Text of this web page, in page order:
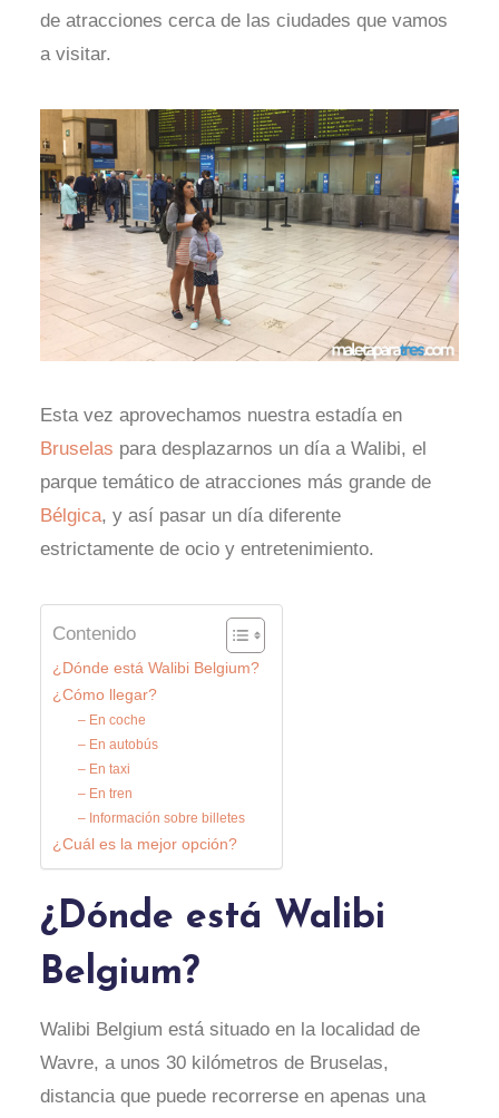
de atracciones cerca de las ciudades que vamos
a visitar.
Esta vez aprovechamos nuestra estadía en
Bruselas para desplazarnos un día a Walibi, el
parque temático de atracciones más grande de
Bélgica, y así pasar un día diferente
estrictamente de ocio y entretenimiento.
Contenido
¿Dónde está Walibi Belgium?
¿Cómo llegar?
– En coche
– En autobús
– En taxi
– En tren
– Información sobre billetes
¿Cuál es la mejor opción?
¿Dónde está Walibi
Belgium?
Walibi Belgium está situado en la localidad de
Wavre, a unos 30 kilómetros de Bruselas,
distancia que puede recorrerse en apenas una